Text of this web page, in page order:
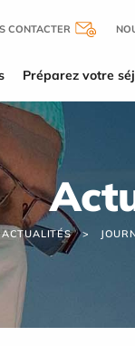
CONTACTER
Préparez votre
ACTUALITÉS